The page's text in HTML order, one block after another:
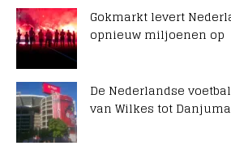
Gokmarkt levert
opnieuw miljoenen op
De Nederlandse
van Wilkes tot Danjuma